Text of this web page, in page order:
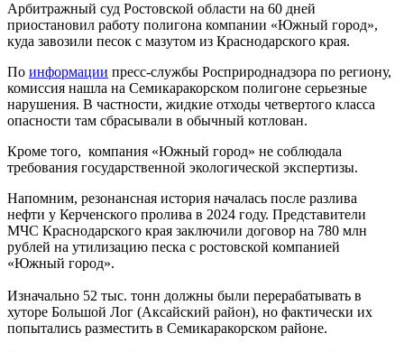
Арбитражный суд Ростовской области на 60 дней
приостановил работу полигона компании «Южный город»,
куда завозили песок с мазутом из Краснодарского края.
По информации пресс-службы Росприроднадзора по региону,
комиссия нашла на Семикаракорском полигоне серьезные
нарушения. В частности, жидкие отходы четвертого класса
опасности там сбрасывали в обычный котлован.
Кроме того, компания «Южный город» не соблюдала
требования государственной экологической экспертизы.
Напомним, резонансная история началась после разлива
нефти у Керченского пролива в 2024 году. Представители
МЧС Краснодарского края заключили договор на 780 млн
рублей на утилизацию песка с ростовской компанией
«Южный город».
Изначально 52 тыс. тонн должны были перерабатывать в
хуторе Большой Лог (Аксайский район), но фактически их
попытались разместить в Семикаракорском районе.